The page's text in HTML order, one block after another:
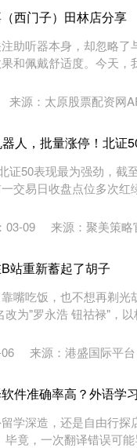
西门子）田林店分享
助听器本身，却忽略
和佩戴舒适度。今天
来源：太原股票配资网
人，批量涨停！北证
证50表现最为强劲，截
交易日收盘点位多次红
03-09 来源：聚美策略
站重新蓄起了胡子
嘴吃饭，也不想再剃
为"罗永浩 钮祜禄"，
来源：港盛国际平台
件准确率高？外语学
学深造，还是自由行
毕竟，一次翻译错误可